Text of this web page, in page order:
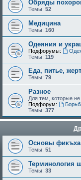
Обряды
Темы: 52
Медицина
Темы: 160
Одеяния и
Подфорумы:
Темы: 119
Еда, питье,
Темы: 79
Разное
Для тем, которые
Подфорум:
Темы: 377
Основы фикъха
Темы: 51
Терминология
Темы: 33